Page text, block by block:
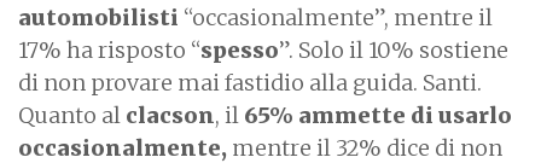
automobilisti “occasionalmente”, mentre il
17% ha risposto “spesso”. Solo il 10% sostiene
di non provare mai fastidio alla guida. Santi.
Quanto al clacson, il 65% ammette di usarlo
occasionalmente, mentre il 32% dice di non